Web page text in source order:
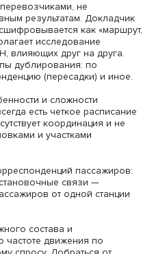
перешедших на
эта экономия
в год. Докладчик
ФГРР Михаила Блинкина в
в расчете
эксперт Центра
Института экономики
политики ФГРР НИУ ВШЭ
темы вызвало
в том числе
Он отметил, что оценка
тарифов на
дорог.